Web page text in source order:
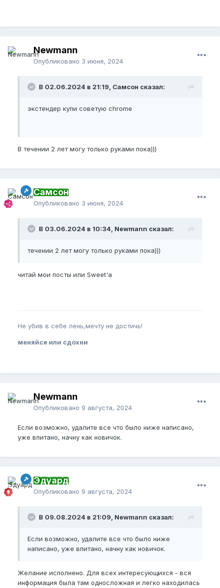
Newmann
Опубликовано 3 июня, 2024
В 02.06.2024 в 21:19, Самсон сказал:
экстендер купи советую chrome
В течении 2 лет могу только руками пока)))
Самсон
Опубликовано 3 июня, 2024
В 03.06.2024 в 10:34, Newmann сказал:
течении 2 лет могу только руками пока)))
читай мои посты или Sweet'a
Не убив в себе лень,мечту не достичь!
меняйся или сдохни
Newmann
Опубликовано 9 августа, 2024
Если возможно, удалите все что было ниже написано,
уже впитано, начну как новичок.
Эдуард
Опубликовано 9 августа, 2024
В 09.08.2024 в 21:09, Newmann сказал:
Если возможно, удалите все что было ниже
написано, уже впитано, начну как новичок.
Желание исполнено. Для всех интересующихся - вся
информация была там односложная и легко находилась